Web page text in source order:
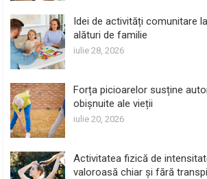
Idei de activități comunitare
alături de familie
iulie 28, 2026
Forța picioarelor susține
obișnuite ale vieții
iulie 20, 2026
Activitatea fizică de
valoroasă chiar și fără